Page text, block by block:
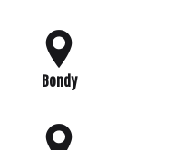
Bondy